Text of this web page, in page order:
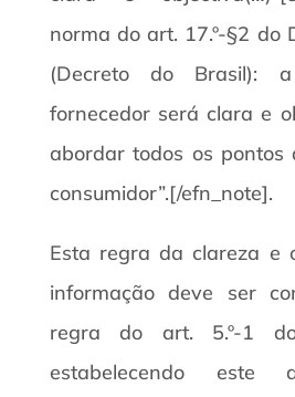
norma do art. 17.º-§2 do
(Decreto do Brasil):
fornecedor será clara e
abordar todos os pontos
consumidor”.[/efn_note].
Esta regra da clareza e
informação deve ser
regra do art. 5.º-1
estabelecendo